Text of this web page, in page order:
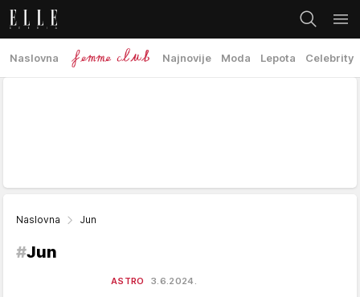
Naslovna Najnovije Moda Lepota Celebrity
Naslovna Jun
#Jun
ASTRO 3.6.2024.